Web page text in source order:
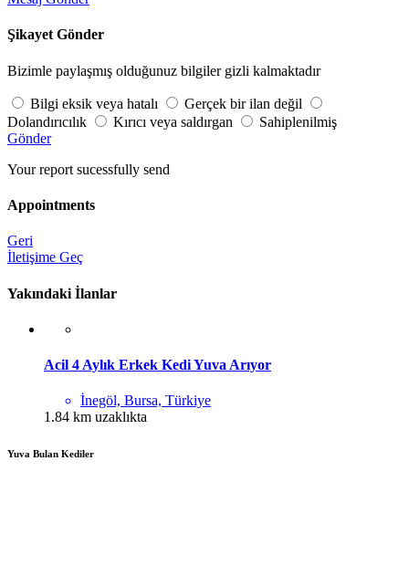
Şikayet Gönder
Bizimle paylaşmış olduğunuz bilgiler gizli kalmaktadır
Bilgi eksik veya hatalı
Gerçek bir ilan değil
Dolandırıcılık
Kırıcı veya saldırgan
Sahiplenilmiş
Gönder
Your report sucessfully send
Appointments
Geri
İletişime Geç
Yakındaki İlanlar
Acil 4 Aylık Erkek Kedi Yuva Arıyor
İnegöl, Bursa, Türkiye
1.84 km uzaklıkta
Yuva Bulan Kediler